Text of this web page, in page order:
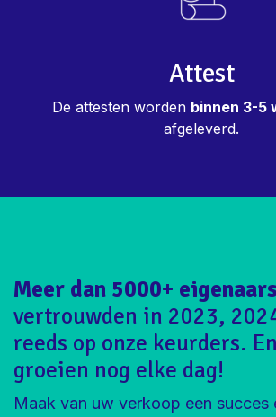
Attest
De attesten worden binnen 3-5
afgeleverd.
Meer dan 5000+ eigenaars
vertrouwden in 2023,
reeds op onze keurders.
groeien nog elke dag!
Maak van uw verkoop een succes